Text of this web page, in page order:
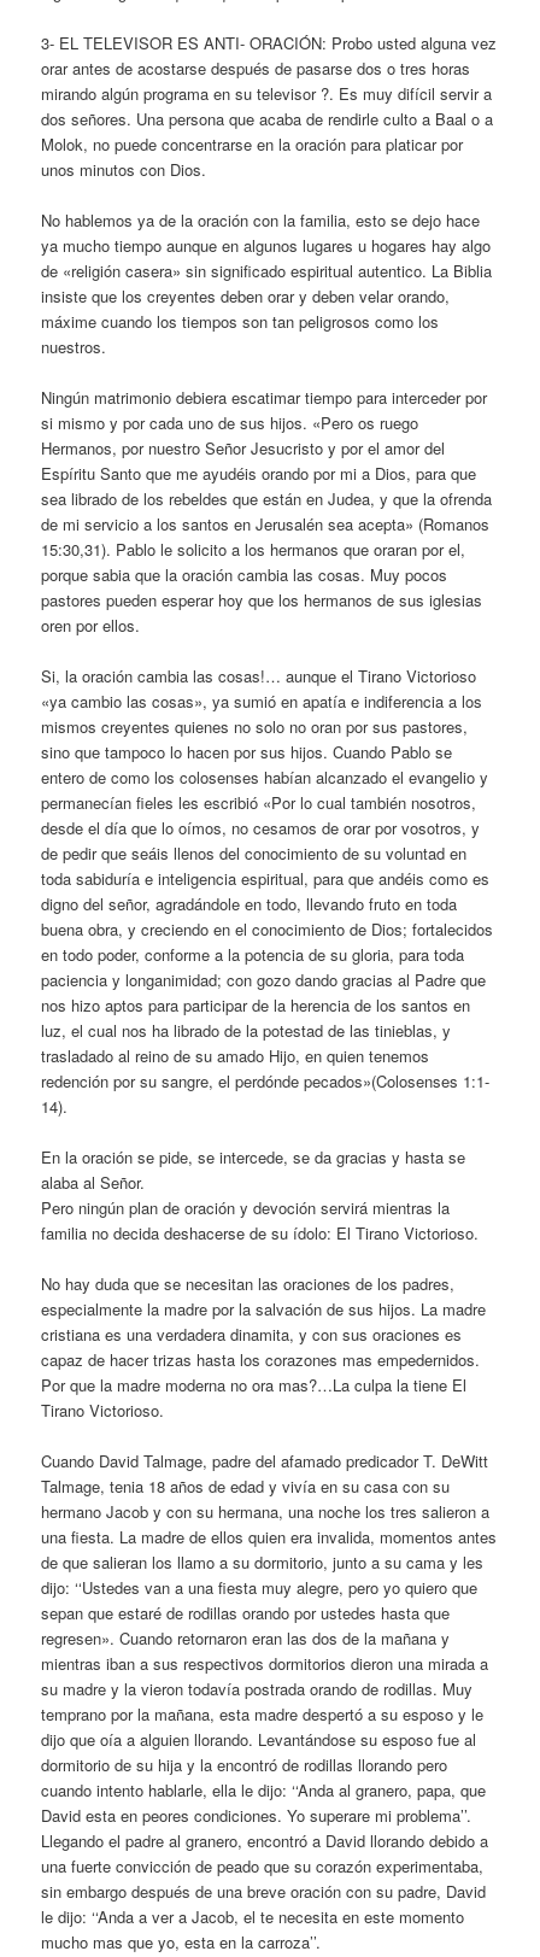
3- EL TELEVISOR ES ANTI- ORACIÓN: Probo usted alguna vez
orar antes de acostarse después de pasarse dos o tres horas
mirando algún programa en su televisor ?. Es muy difícil servir a
dos señores. Una persona que acaba de rendirle culto a Baal o a
Molok, no puede concentrarse en la oración para platicar por
unos minutos con Dios.
No hablemos ya de la oración con la familia, esto se dejo hace
ya mucho tiempo aunque en algunos lugares u hogares hay algo
de «religión casera» sin significado espiritual autentico. La Biblia
insiste que los creyentes deben orar y deben velar orando,
máxime cuando los tiempos son tan peligrosos como los
nuestros.
Ningún matrimonio debiera escatimar tiempo para interceder por
si mismo y por cada uno de sus hijos. «Pero os ruego
Hermanos, por nuestro Señor Jesucristo y por el amor del
Espíritu Santo que me ayudéis orando por mi a Dios, para que
sea librado de los rebeldes que están en Judea, y que la ofrenda
de mi servicio a los santos en Jerusalén sea acepta» (Romanos
15:30,31). Pablo le solicito a los hermanos que oraran por el,
porque sabia que la oración cambia las cosas. Muy pocos
pastores pueden esperar hoy que los hermanos de sus iglesias
oren por ellos.
Si, la oración cambia las cosas!… aunque el Tirano Victorioso
«ya cambio las cosas», ya sumió en apatía e indiferencia a los
mismos creyentes quienes no solo no oran por sus pastores,
sino que tampoco lo hacen por sus hijos. Cuando Pablo se
entero de como los colosenses habían alcanzado el evangelio y
permanecían fieles les escribió «Por lo cual también nosotros,
desde el día que lo oímos, no cesamos de orar por vosotros, y
de pedir que seáis llenos del conocimiento de su voluntad en
toda sabiduría e inteligencia espiritual, para que andéis como es
digno del señor, agradándole en todo, llevando fruto en toda
buena obra, y creciendo en el conocimiento de Dios; fortalecidos
en todo poder, conforme a la potencia de su gloria, para toda
paciencia y longanimidad; con gozo dando gracias al Padre que
nos hizo aptos para participar de la herencia de los santos en
luz, el cual nos ha librado de la potestad de las tinieblas, y
trasladado al reino de su amado Hijo, en quien tenemos
redención por su sangre, el perdónde pecados»(Colosenses 1:1-
14).
En la oración se pide, se intercede, se da gracias y hasta se
alaba al Señor.
Pero ningún plan de oración y devoción servirá mientras la
familia no decida deshacerse de su ídolo: El Tirano Victorioso.
No hay duda que se necesitan las oraciones de los padres,
especialmente la madre por la salvación de sus hijos. La madre
cristiana es una verdadera dinamita, y con sus oraciones es
capaz de hacer trizas hasta los corazones mas empedernidos.
Por que la madre moderna no ora mas?…La culpa la tiene El
Tirano Victorioso.
Cuando David Talmage, padre del afamado predicador T. DeWitt
Talmage, tenia 18 años de edad y vivía en su casa con su
hermano Jacob y con su hermana, una noche los tres salieron a
una fiesta. La madre de ellos quien era invalida, momentos antes
de que salieran los llamo a su dormitorio, junto a su cama y les
dijo: ‘‘Ustedes van a una fiesta muy alegre, pero yo quiero que
sepan que estaré de rodillas orando por ustedes hasta que
regresen». Cuando retornaron eran las dos de la mañana y
mientras iban a sus respectivos dormitorios dieron una mirada a
su madre y la vieron todavía postrada orando de rodillas. Muy
temprano por la mañana, esta madre despertó a su esposo y le
dijo que oía a alguien llorando. Levantándose su esposo fue al
dormitorio de su hija y la encontró de rodillas llorando pero
cuando intento hablarle, ella le dijo: ‘‘Anda al granero, papa, que
David esta en peores condiciones. Yo superare mi problema’’.
Llegando el padre al granero, encontró a David llorando debido a
una fuerte convicción de peado que su corazón experimentaba,
sin embargo después de una breve oración con su padre, David
le dijo: ‘‘Anda a ver a Jacob, el te necesita en este momento
mucho mas que yo, esta en la carroza’’.